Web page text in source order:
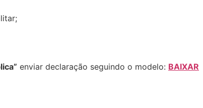
enviar declaração seguindo o modelo: BAIXAR